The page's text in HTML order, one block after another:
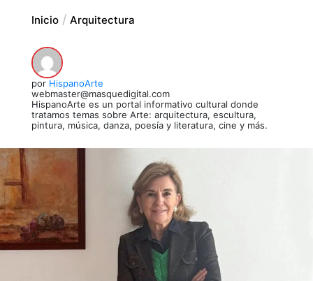
Inicio Arquitectura
por HispanoArte
webmaster@masquedigital.com
HispanoArte es un portal informativo cultural donde
tratamos temas sobre Arte: arquitectura, escultura,
pintura, música, danza, poesía y literatura, cine y más.